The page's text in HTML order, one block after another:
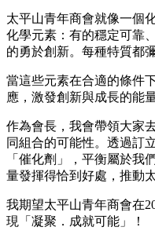
太平山青年商會就像一個
化學元素：有的穩定可靠
的勇於創新。每種特質都
當這些元素在合適的條件
應，激發創新與成長的能量
作為會長，我會帶領大家
同組合的可能性。透過訂
「催化劑」，平衡屬於我
量發揮得恰到好處，推動
我期望太平山青年商會在
現「凝聚．成就可能」！